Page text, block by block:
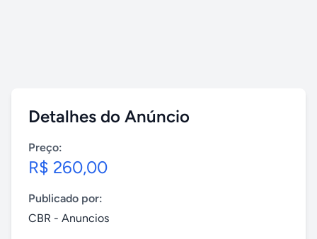
Detalhes do Anúncio
Preço:
R$ 260,00
Publicado por:
CBR - Anuncios